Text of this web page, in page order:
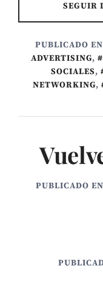
SEGUIR
PUBLICADO EN
ADVERTISING,
SOCIALES,
NETWORKING,
PUBLICADO EN